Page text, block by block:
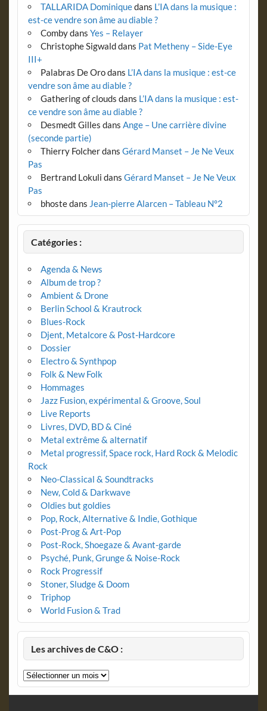
TALLARIDA Dominiquedans L’IA dans la musique :
est-ce vendre son âme au diable ?
Combydans Yes – Relayer
Christophe Sigwalddans Pat Metheny – Side-Eye
III+
Palabras De Orodans L’IA dans la musique : est-ce
vendre son âme au diable ?
Gathering of clouds dans L’IA dans la musique : est-
ce vendre son âme au diable ?
Desmedt Gilles dans Ange – Une carrière divine
(seconde partie)
Thierry Folcherdans Gérard Manset – Je Ne Veux
Pas
Bertrand Lokuli dans Gérard Manset – Je Ne Veux
Pas
bhostedans Jean-pierre Alarcen – Tableau N°2
Catégories :
Agenda & News
Album de trop ?
Ambient & Drone
Berlin School & Krautrock
Blues-Rock
Djent, Metalcore & Post-Hardcore
Dossier
Electro & Synthpop
Folk & New Folk
Hommages
Jazz Fusion, expérimental & Groove, Soul
Live Reports
Livres, DVD, BD & Ciné
Metal extrême & alternatif
Metal progressif, Space rock, Hard Rock & Melodic
Rock
Neo-Classical & Soundtracks
New, Cold & Darkwave
Oldies but goldies
Pop, Rock, Alternative & Indie, Gothique
Post-Prog & Art-Pop
Post-Rock, Shoegaze & Avant-garde
Psyché, Punk, Grunge & Noise-Rock
Rock Progressif
Stoner, Sludge & Doom
Triphop
World Fusion & Trad
Les archives de C&O :
Les
archives